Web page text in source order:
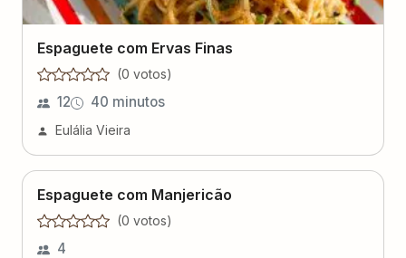
Espaguete com Ervas Finas
(0 votos)
12 40 minutos
Eulália Vieira
Espaguete com Manjericão
(0 votos)
4